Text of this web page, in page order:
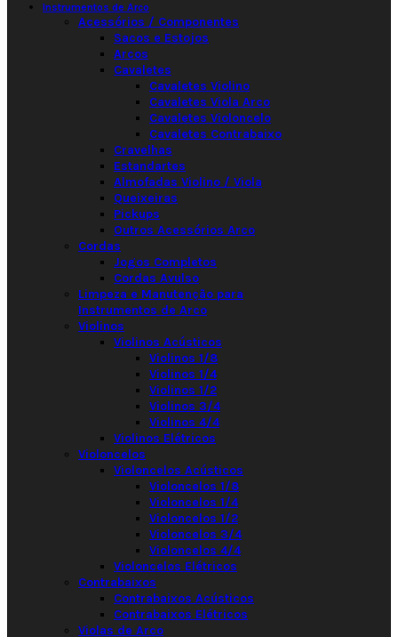
Instrumentos de Arco
Acessórios / Componentes
Sacos e Estojos
Arcos
Cavaletes
Cavaletes Violino
Cavaletes Viola Arco
Cavaletes Violoncelo
Cavaletes Contrabaixo
Cravelhas
Estandartes
Almofadas Violino / Viola
Queixeiras
Pickups
Outros Acessórios Arco
Cordas
Jogos Completos
Cordas Avulso
Limpeza e Manutenção para
Instrumentos de Arco
Violinos
Violinos Acústicos
Violinos 1/8
Violinos 1/4
Violinos 1/2
Violinos 3/4
Violinos 4/4
Violinos Elétricos
Violoncelos
Violoncelos Acústicos
Violoncelos 1/8
Violoncelos 1/4
Violoncelos 1/2
Violoncelos 3/4
Violoncelos 4/4
Violoncelos Elétricos
Contrabaixos
Contrabaixos Acústicos
Contrabaixos Elétricos
Violas de Arco